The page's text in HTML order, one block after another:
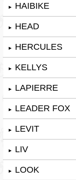
► HAIBIKE
► HEAD
► HERCULES
► KELLYS
► LAPIERRE
► LEADER FOX
► LEVIT
► LIV
► LOOK